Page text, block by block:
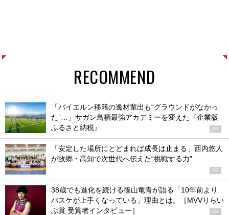
RECOMMEND
「バイエルン移籍の逸材輩出も“グラウンドがなかっ
た”…」サガン鳥栖最強アカデミーを変えた『企業版
ふるさと納税』
PR
「安定した場所にとどまれば成長は止まる」西内悠人
が故郷・高知で次世代へ伝えた“挑戦する力”
PR
38歳でも進化を続ける篠山竜青が語る「10年前より
バスケが上手くなっている」理由とは。［MVVりらい
ぶ賞 受賞者インタビュー］
PR